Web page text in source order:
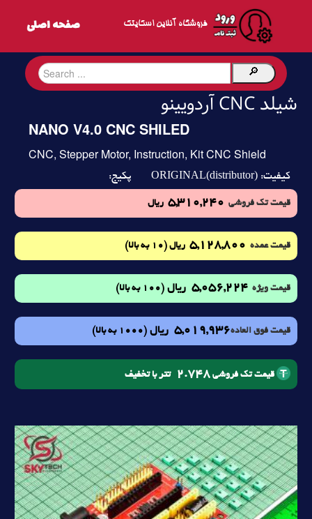
فروشگاه آنلاین اسکایتک
شیلد CNC آردویینو
NANO V4.0 CNC SHILED
CNC, Stepper Motor, Instruction, Kit CNC Shield
کیفیت: ORIGINAL(distributor) پکیج:
قیمت تک فروشی 5,310,240 ریال
قیمت عمده 5,128,800 ریال (10 به بالا)
قیمت ویژه 5,056,224 ریال (100 به بالا)
قیمت فوق العاده5,019,936 ریال (1000 به بالا)
قیمت تک فروشی 2.748 تتر با تخفیف